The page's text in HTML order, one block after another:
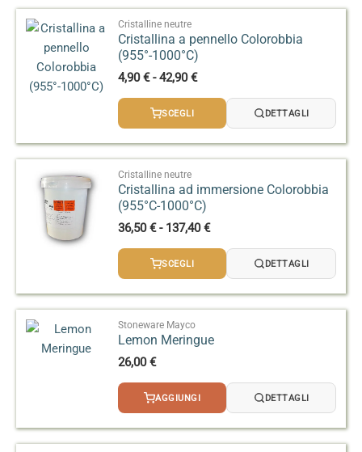
Cristalline neutre
Cristallina a pennello Colorobbia
(955°-1000°C)
4,90€ - 42,90€Fascia
prezzo:
SCEGLI DETTAGLI
Cristalline neutre
Cristallina ad immersione Colorobbia
(955°C-1000°C)
36,50€ - 137,40€Fascia
prezzo:
SCEGLI DETTAGLI
Stoneware Mayco
Lemon Meringue
26,00€
AGGIUNGI DETTAGLI